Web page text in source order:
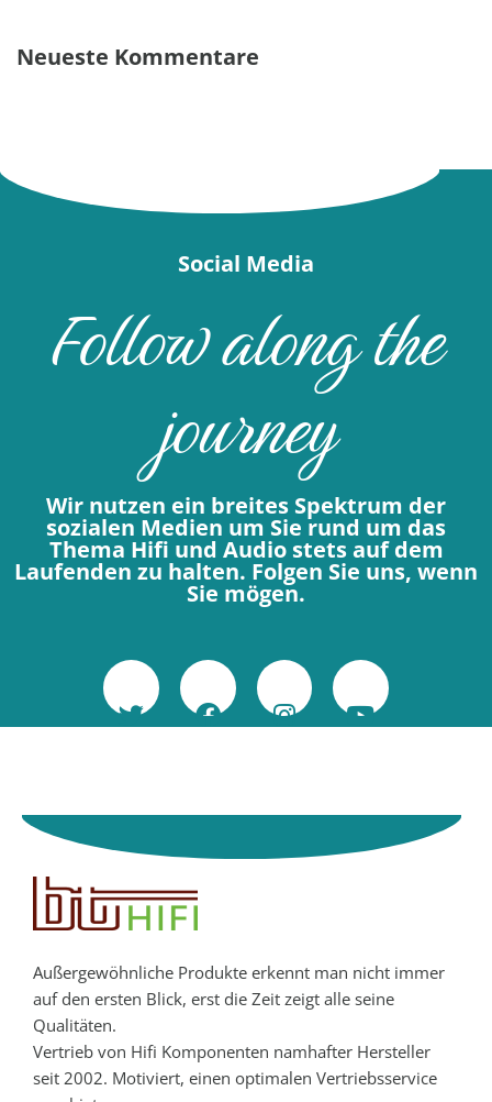
Neueste Kommentare
Social Media
Follow along the
journey
Wir nutzen ein breites Spektrum der
sozialen Medien um Sie rund um das
Thema Hifi und Audio stets auf dem
Laufenden zu halten. Folgen Sie uns, wenn
Sie mögen.
Außergewöhnliche Produkte erkennt man nicht immer
auf den ersten Blick, erst die Zeit zeigt alle seine
Qualitäten.
Vertrieb von Hifi Komponenten namhafter Hersteller
seit 2002. Motiviert, einen optimalen Vertriebsservice